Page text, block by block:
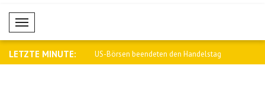
Mobil Menü
LETZTE MINUTE:
Katz spric.. US-Börsen beendeten den Handelstag